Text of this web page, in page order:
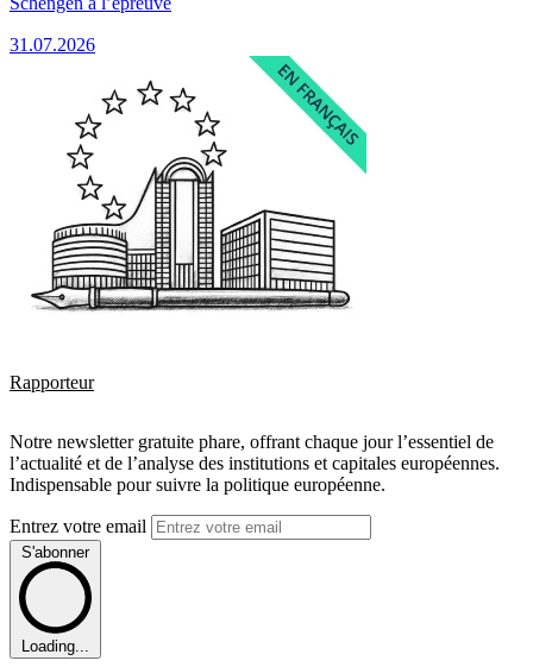
31.07.2026
Rapporteur
Notre newsletter gratuite phare, offrant chaque jour l’essentiel de
l’actualité et de l’analyse des institutions et capitales européennes.
Indispensable pour suivre la politique européenne.
Entrez votre email
S'abonner
Loading...